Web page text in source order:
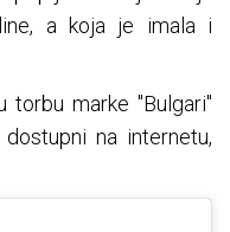
a koja je imala i
torbu marke "Bulgari"
na internetu,